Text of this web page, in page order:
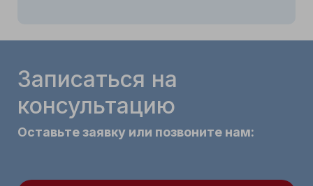
Записаться на
консультацию
Оставьте заявку или позвоните нам: